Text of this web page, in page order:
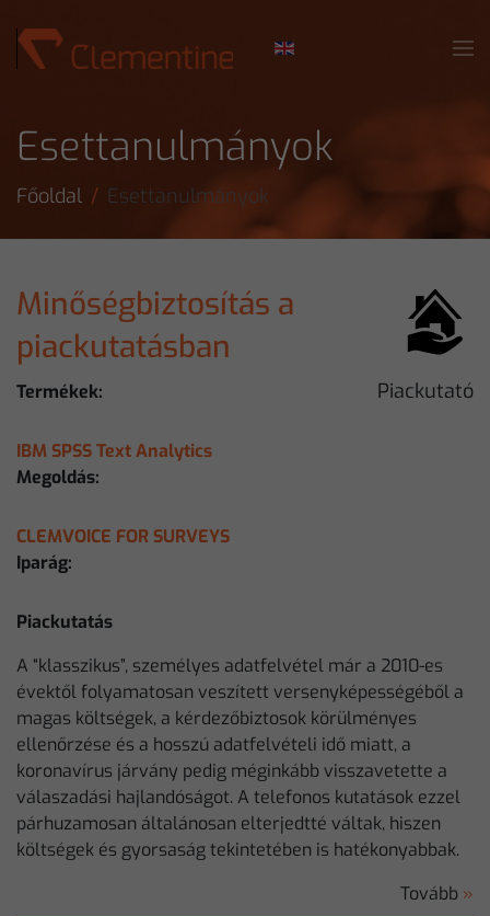
Skip to main content
Esettanulmányok
Főoldal Esettanulmányok
Minőségbiztosítás a
piackutatásban
Termékek:
IBM SPSS Text Analytics
Megoldás:
CLEMVOICE FOR SURVEYS
Iparág:
Piackutatás
Piackutató
A “klasszikus”, személyes adatfelvétel már a 2010-es
évektől folyamatosan veszített versenyképességéből a
magas költségek, a kérdezőbiztosok körülményes
ellenőrzése és a hosszú adatfelvételi idő miatt, a
koronavírus járvány pedig méginkább visszavetette a
válaszadási hajlandóságot. A telefonos kutatások ezzel
párhuzamosan általánosan elterjedtté váltak, hiszen
költségek és gyorsaság tekintetében is hatékonyabbak.
Tovább »